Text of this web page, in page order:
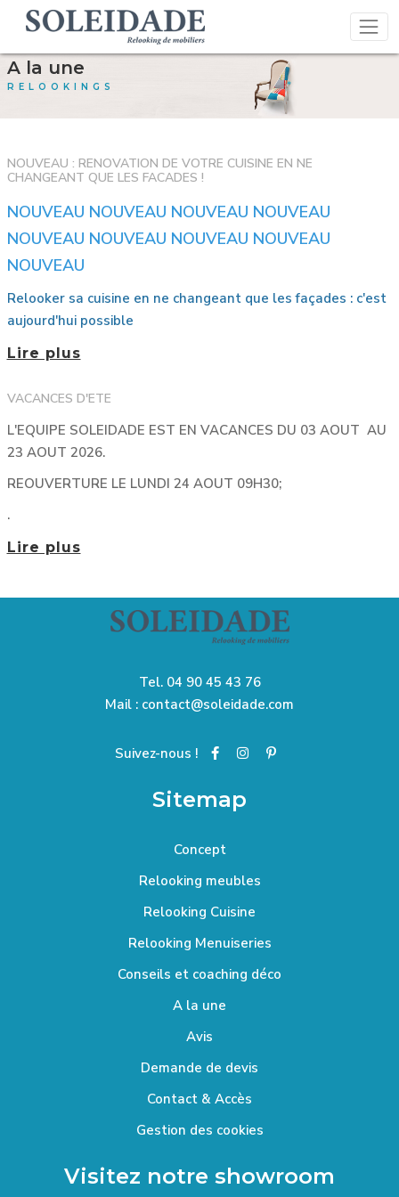
A la une
RELOOKINGS
NOUVEAU : RENOVATION DE VOTRE CUISINE EN NE
CHANGEANT QUE LES FACADES !
NOUVEAU NOUVEAU NOUVEAU NOUVEAU
NOUVEAU NOUVEAU NOUVEAU NOUVEAU
NOUVEAU
Relooker sa cuisine en ne changeant que les façades : c'est
aujourd'hui possible
Lire plus
VACANCES D'ETE
L'EQUIPE SOLEIDADE EST EN VACANCES DU 03 AOUT AU
23 AOUT 2026.
REOUVERTURE LE LUNDI 24 AOUT 09H30;
.
Lire plus
Tel. 04 90 45 43 76
Mail : contact@soleidade.com
Suivez-nous !
Sitemap
Concept
Relooking meubles
Relooking Cuisine
Relooking Menuiseries
Conseils et coaching déco
A la une
Avis
Demande de devis
Contact & Accès
Gestion des cookies
Visitez notre showroom